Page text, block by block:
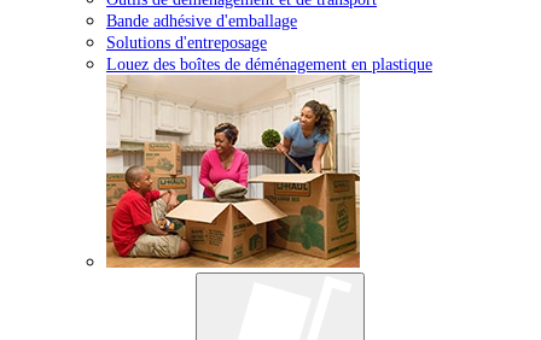
Bande adhésive d'emballage
Solutions d'entreposage
Louez des boîtes de déménagement en plastique